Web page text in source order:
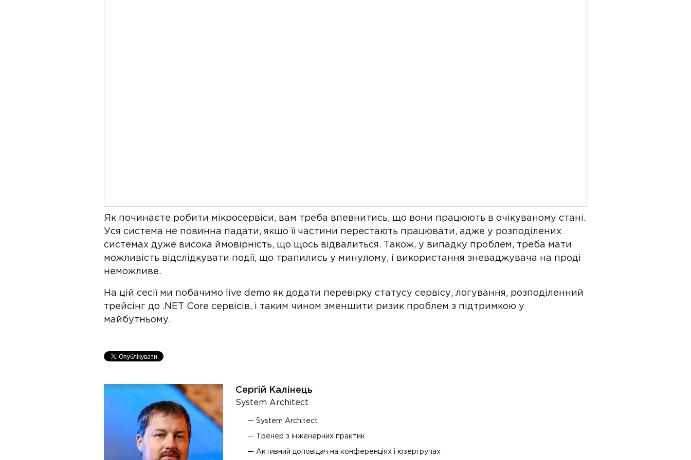
Як починаєте робити мікросервіси, вам треба впевнитись, що вони працюють в очікуваному стані.
Уся система не повинна падати, якщо її частини перестають працювати, адже у розподілених
системах дуже висока ймовірність, що щось відвалиться. Також, у випадку проблем, треба мати
можливість відслідкувати події, що трапились у минулому, і використання зневаджувача на проді
неможливе.
На цій сесії ми побачимо live demo як додати перевірку статусу сервісу, логування, розподіленний
трейсінг до .NET Core сервісів, і таким чином зменшити ризик проблем з підтримкою у
майбутньому.
Сергій Калінець
System Architect
System Architect
Тренер з інженерних практик
Активний доповідач на конференціях і юзергрупах